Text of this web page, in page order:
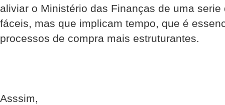
aliviar o Ministério das Finanças de uma
fáceis, mas que implicam tempo, que é
processos de compra mais estruturantes.
Asssim,